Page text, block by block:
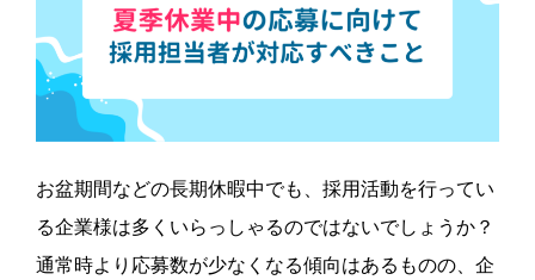
お盆期間などの長期休暇中でも、採用活動を行ってい
る企業様は多くいらっしゃるのではないでしょうか？
通常時より応募数が少なくなる傾向はあるものの、企